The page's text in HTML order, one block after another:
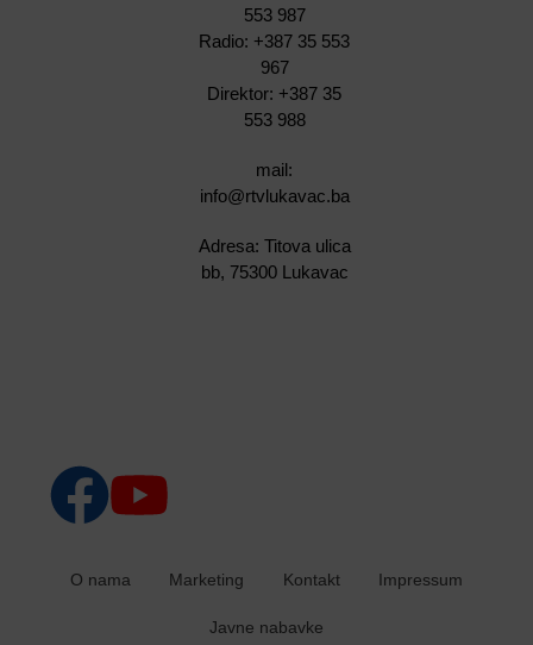
553 987
Radio: +387 35 553
967
Direktor: +387 35
553 988
mail:
info@rtvlukavac.ba
Adresa: Titova ulica
bb, 75300 Lukavac
O nama Marketing Kontakt Impressum
Javne nabavke